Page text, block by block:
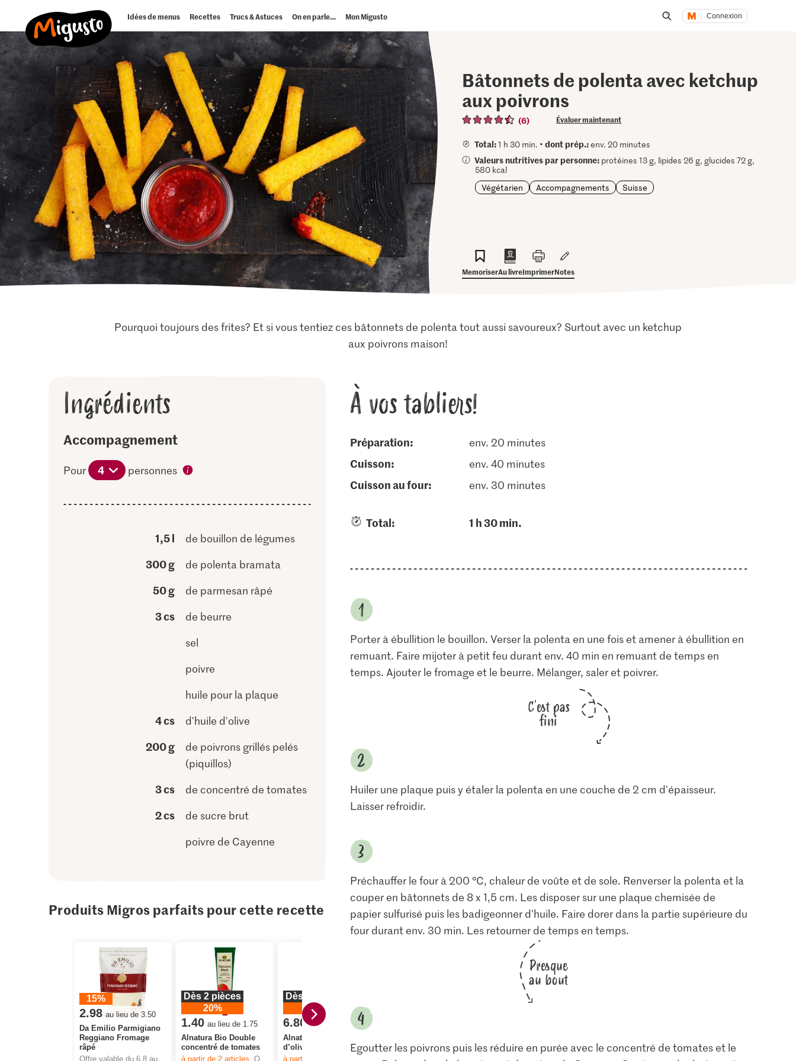
Idées de menus Recettes Trucs & Astuces On en parle… Mon Migusto Connexion
Bâtonnets de polenta avec ketchup
aux poivrons
(6) Évaluer maintenant
Total:1 h 30 min. •dont prép.:env. 20 minutes
Valeurs nutritives par personne: protéines 13 g, lipides 26 g, glucides 72 g,
580 kcal
Végétarien
Accompagnements Suisse
MemoriserAu livreImprimerNotes
Pourquoi toujours des frites? Et si vous tentiez ces bâtonnets de polenta tout aussi savoureux? Surtout avec un ketchup
aux poivrons maison!
Ingrédients
Accompagnement
Pour 4 personnes
1,5 l de bouillon de légumes
300 g de polenta bramata
50 g de parmesan râpé
3 cs
de beurre
sel
poivre
huile pour la plaque
4 cs d'huile d'olive
200 g
de poivrons grillés pelés
(piquillos)
3 cs de concentré de tomates
2 cs
de sucre brut
poivre de Cayenne
Produits Migros parfaits pour cette recette
15%
2.98 au lieu de 3.50
Da Emilio Parmigiano
Reggiano Fromage
râpé
Offre valable du 6.8 au 12.8.2026, jusqu’à épuisement du stock.
Dès 2 pièces
20%
1.40 au lieu de 1.75
Alnatura Bio Double
concentré de tomates
à partir de 2articles,Offre valable du 6.8 au 12.8.2026, jusqu’à épuisement du stock.
Dès 2 pièces
20%
6.80 au lieu de 8.50
Alnatura Bio Huile
d’olive extra vierge
à partir de 2
3.50
Bramata Semoule de
Knorr Cubes de
partir de canne à sucre
À vos tabliers!
Préparation: env. 20 minutes
cuisson: env. 40 minutes
cuisson au four: env. 30 minutes
Total: 1 h 30 min.
Porter à ébullition le bouillon. Verser la polenta en une fois et amener à ébullition en
remuant. Faire mijoter à petit feu durant env. 40 min en remuant de temps en
temps. Ajouter le fromage et le beurre. Mélanger, saler et poivrer.
C'est pas
fini
Huiler une plaque puis y étaler la polenta en une couche de 2 cm d'épaisseur.
Laisser refroidir.
Préchauffer le four à 200 °C, chaleur de voûte et de sole. Renverser la polenta et la
couper en bâtonnets de 8 x 1,5 cm. Les disposer sur une plaque chemisée de
papier sulfurisé puis les badigeonner d'huile. Faire dorer dans la partie supérieure du
four durant env. 30 min. Les retourner de temps en temps.
Presque
au bout
Egoutter les poivrons puis les réduire en purée avec le concentré de tomates et le